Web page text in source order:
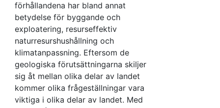
förhållandena har bland annat
betydelse för byggande och
exploatering, resurseffektiv
naturresurshushållning och
klimatanpassning. Eftersom de
geologiska förutsättningarna skiljer
sig åt mellan olika delar av landet
kommer olika frågeställningar vara
viktiga i olika delar av landet. Med